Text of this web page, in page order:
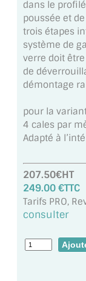
VERRE
VERRE ANTI-
VERRE
VERRE
DALLE DE
PORTE EN
GARDE
VERRIÈRE
PLEXIGLAS
dans le
poussée et
trois étapes
système de
verre doit
de
démontage
pour la
4 cales par
Adapté à
207.50€HT
249.00 €TTC
Tarifs PRO,
consulter